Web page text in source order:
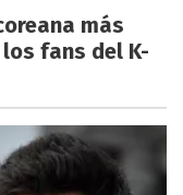
más
fans del K-